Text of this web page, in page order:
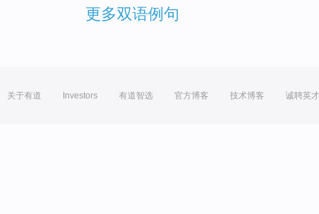
更多双语例句
关于有道 Investors 有道智选 官方博客 技术博客 诚聘英才